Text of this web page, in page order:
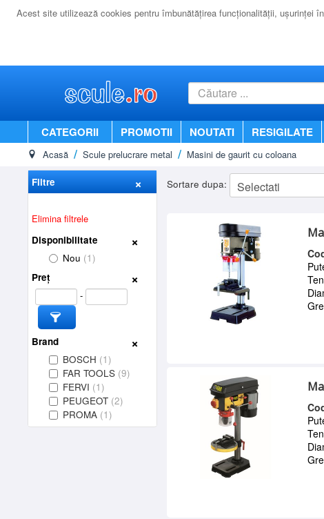
Acest site utilizează cookies pentru îmbunătăţirea funcţionalităţii, uşurinţei
CATEGORII PROMOTII NOUTATI RESIGILATE
Acasă Scule prelucrare metal Masini de gaurit cu coloana
Filtre
Elimina filtrele
Disponibilitate
Nou (1)
Preț
-
Brand
BOSCH (1)
FAR TOOLS (9)
FERVI (1)
PEUGEOT (2)
PROMA (1)
Sortare dupa: